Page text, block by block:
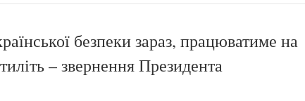
безпеки зараз, працюватиме на
– звернення Президента